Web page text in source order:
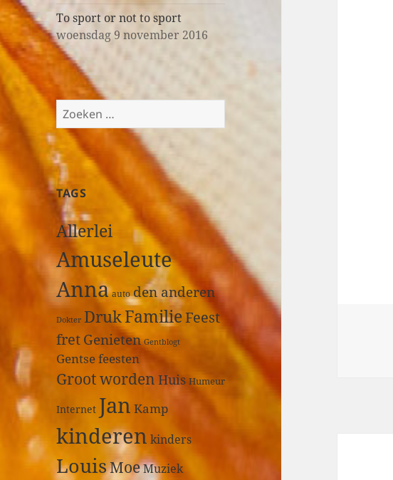
To sport or not to sport
woensdag 9 november 2016
Z
o
e
k
e
n
n
a
r
TAGS
Allerlei
Amuseleute
Anna auto den anderen
Dokter DrukFamilieFeest
fretGenieten Gentblogt
Gentse feesten
Groot worden Huis Humeur
Internet Jan Kamp
kinderen kinders
LouisMoeMuziek